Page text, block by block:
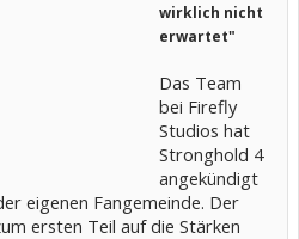
wirklich nicht
erwartet"
Das Team
bei Firefly
Studios hat
Stronghold 4
angekündigt
eigenen Fangemeinde. Der
ersten Teil auf die Stärken